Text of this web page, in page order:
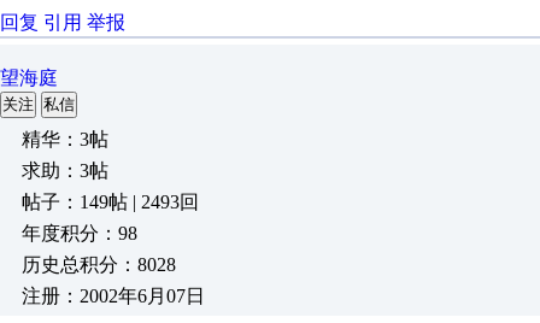
回复 引用 举报
望海庭
关注 私信
精华：3帖
求助：3帖
帖子：149帖 | 2493回
年度积分：98
历史总积分：8028
注册：2002年6月07日